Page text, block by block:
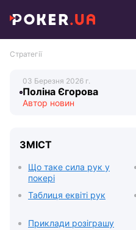
Стратегії
Поліна Єгорова
ЗМІСТ
Що таке сила рук у
покері
Таблиця еквіті рук
Приклади розіграшу